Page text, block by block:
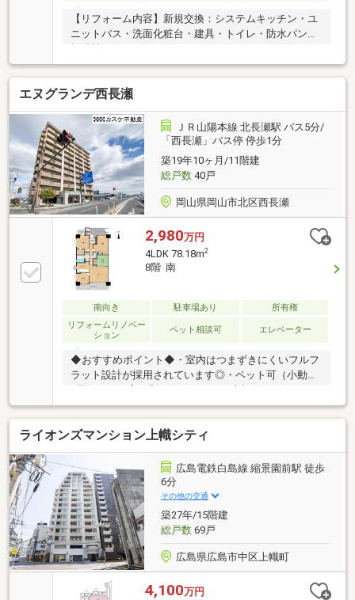
【リフォーム内容】新規交換：システムキッチン・ユ
ニットバス・洗面化粧台・建具・トイレ・防水パン新
規張替：フローリング・クロス・フロアタイル、ハウ
スクリーニング【周辺環境】・スパーク廿日市店まで
450ｍ（徒歩6分）・ローソン廿日市市役所前店まで
530ｍ（徒歩7分）・廿日市市立廿日市小学校まで610
ｍ（徒歩8分）・ゆめタウン廿日市まで1010ｍ（徒歩
13分）・TinaCourt（アルク・エディオン・ウォンツ併
設）まで490ｍ（徒歩7分）【交通】・広島電鉄宮島線
「廿日市市役所前平良」電停まで420ｍ（徒歩6分）内
覧可能のため、お気軽にお問い合わせください！
エヌグランデ西長瀬
ＪＲ山陽本線 北長瀬駅 バス5分/
「西長瀬」バス停 停歩1分
築19年10ヶ月/11階建
総戸数40戸
岡山県岡山市北区西長瀬
2,980万円
4LDK 78.18m2
8階 南
南向き 駐車場あり
所有権
リフォームリノベー
ション
ペット相談可 エレベーター
◆おすすめポイント◆・室内はつまずきにくいフルフ
ラット設計が採用されています◎・ペット可（小動物
2匹まで、飼育細則あり）なので、大切なペットと一
緒に暮らせます♪・1階に宅配ボックスがあるため外出
中でもスムーズに荷物の受け取りが可能です！【リフ
ォーム箇所】クロス張替え、畳交換、トイレ交換◆小
学校／中学校◆御南小学校まで徒歩16分（1200m）御
南中学校まで徒歩18分（1300m）◇◇◇ 管理店舗
◇◇◇北長瀬駅から車で６分！カスケ不動産 岡山店
≫0120-677-588業者の方はこちらへ≫086-242-1001
ライオンズマンション上幟シティ
広島電鉄白島線 縮景園前駅 徒歩
6分
その他の交通
築27年/15階建
総戸数69戸
広島県広島市中区上幟町
4,100万円